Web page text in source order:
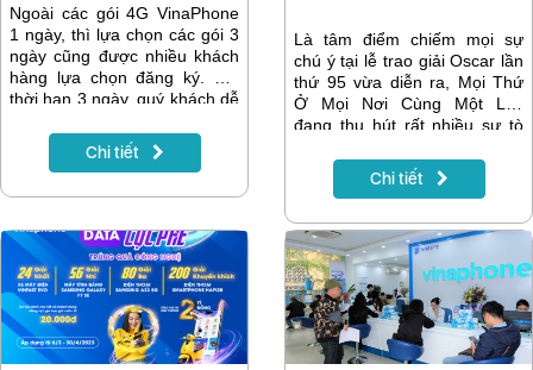
Ngoài các gói 4G VinaPhone
1 ngày, thì lựa chọn các gói 3
ngày cũng được nhiều khách
hàng lựa chọn đăng ký. Với
thời hạn 3 ngày, quý khách dễ
mạng để xử lý công viêc, giải
trí trong ngắn hạn. Đăng ký
ngày chỉ với15.000đ. Gói
cước áp dụng cho mọi thuê
bao đang hoạt động không
kèm điều kiện gì.
Chi tiết
Là tâm điểm chiếm mọi sự
chú ý tại lễ trao giải Oscar lần
thứ 95 vừa diễn ra, Mọi Thứ
Ở Mọi Nơi Cùng Một Lúc
đang thu hút rất nhiều sự tò
cũng như tại Việt Nam. Truyền
hình MyTV sẽ mang đến cho
mang tính chuyên môn về bộ
phim cũng như hướng dẫn
khán giả xem bộ phim tại bài
viết này.
Chi tiết